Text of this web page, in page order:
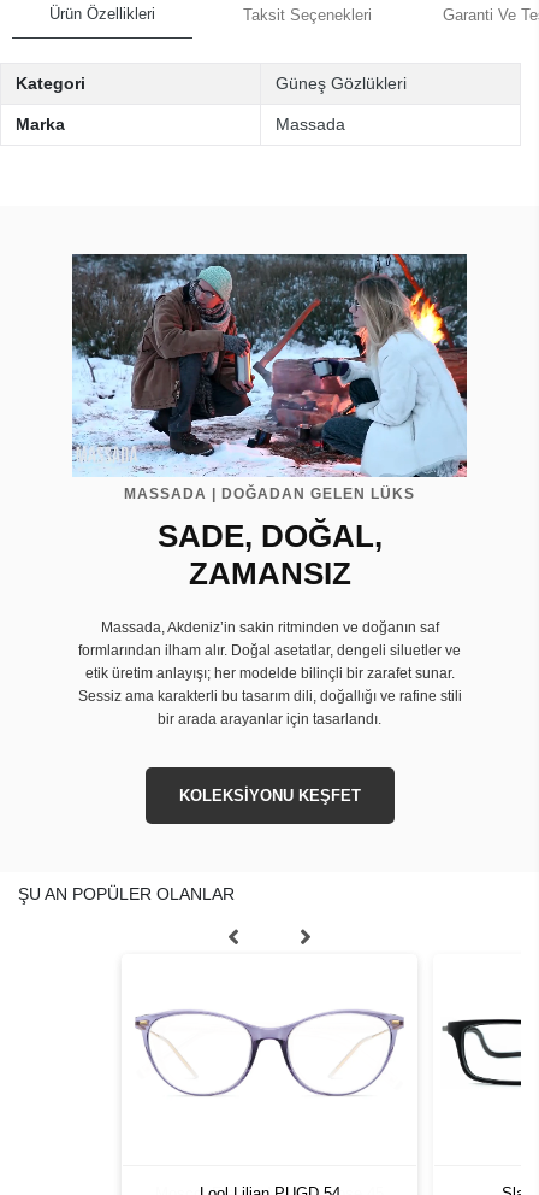
Ürün Özellikleri Taksit Seçenekleri Garanti Ve
Kategori Güneş Gözlükleri
Marka Massada
MASSADA | DOĞADAN GELEN LÜKS
SADE, DOĞAL,
ZAMANSIZ
Massada, Akdeniz’in sakin ritminden ve doğanın saf
formlarından ilham alır. Doğal asetatlar, dengeli siluetler ve
etik üretim anlayışı; her modelde bilinçli bir zarafet sunar.
Sessiz ama karakterli bu tasarım dili, doğallığı ve rafine stili
bir arada arayanlar için tasarlandı.
KOLEKSİYONU KEŞFET
ŞU AN POPÜLER OLANLAR